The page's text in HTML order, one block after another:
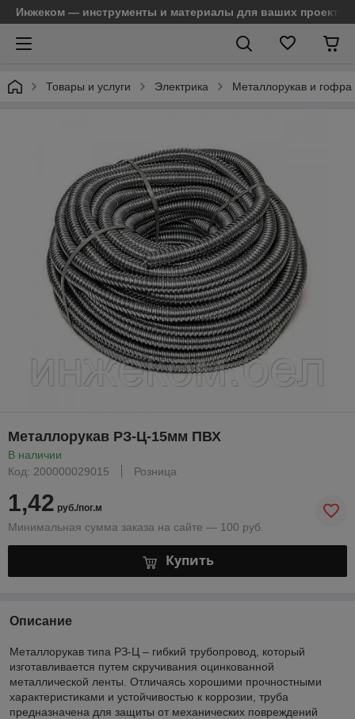
Инжеком — инструменты и материалы для ваших проектов
Товары и услуги Электрика Металлорукав и гофра
Металлорукав РЗ-Ц-15мм ПВХ
В наличии
Код: 200000029015
Розница
1,42 руб./пог.м
Минимальная сумма заказа на сайте — 100 руб.
Купить
Описание
Mеталлорукав типа РЗ-Ц – гибкий трубопровод, который
изготавливается путем скручивания оцинкованной
металлической ленты. Отличаясь хорошими прочностными
характеристиками и устойчивостью к коррозии, труба
предназначена для защиты от механических повреждений